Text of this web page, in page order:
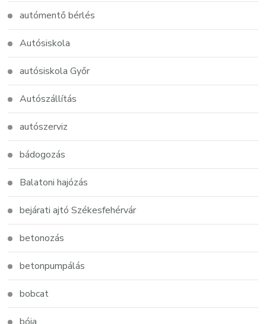
autómentő bérlés
Autósiskola
autósiskola Győr
Autószállítás
autószerviz
bádogozás
Balatoni hajózás
bejárati ajtó Székesfehérvár
betonozás
betonpumpálás
bobcat